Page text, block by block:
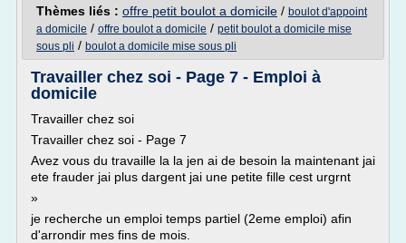
Thèmes liés : offre petit boulot a domicile / boulot d'appoint
a domicile / offre boulot a domicile / petit boulot a domicile mise
sous pli / boulot a domicile mise sous pli
Travailler chez soi - Page 7 - Emploi à
domicile
Travailler chez soi
Travailler chez soi - Page 7
Avez vous du travaille la la jen ai de besoin la maintenant jai
ete frauder jai plus dargent jai une petite fille cest urgrnt
»
je recherche un emploi temps partiel (2eme emploi) afin
d'arrondir mes fins de mois.